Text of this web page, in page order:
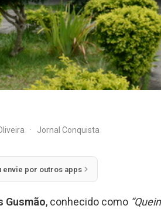
· Jornal Conquista
envie por outros apps
Gusmão, conhecido como